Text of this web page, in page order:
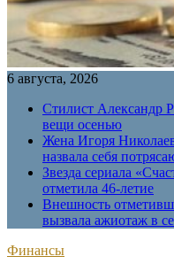
6 августа, 2026
Стилист Александр
вещи осенью
Жена Игоря
назвала себя
Звезда сериала
отметила 46-летие
Внешность
вызвала ажиотаж в
Финансы